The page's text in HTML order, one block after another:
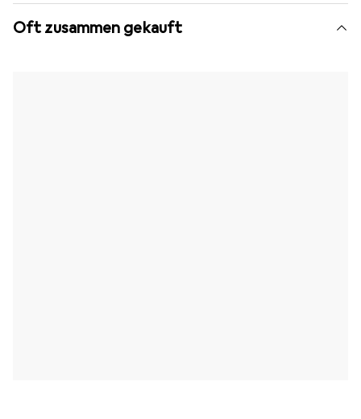
Oft zusammen gekauft